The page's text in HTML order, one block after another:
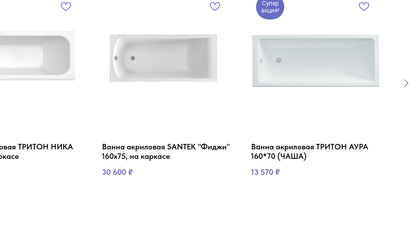
ТРИТОН НИКА
Ванна акриловая SANTEK "Фиджи"
160х75, на каркасе
30 600 ₽
Супер
акция!
Ванна акриловая ТРИТОН АУРА
160*70 (ЧАША)
13 570 ₽